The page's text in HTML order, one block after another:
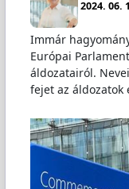
2024. 06.
Immár
Európai
áldozatairól.
fejet az áldozatok